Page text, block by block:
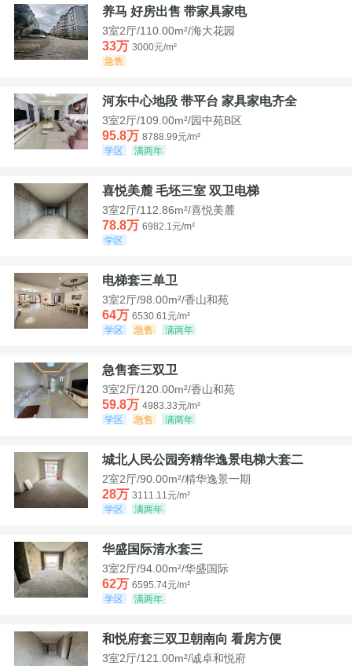
养马 好房出售 带家具家电
3室2厅/110.00m²/海大花园
33万 3000元/m²
急售
河东中心地段 带平台 家具家电齐全
3室2厅/109.00m²/园中苑B区
95.8万 8788.99元/m²
学区
满两年
喜悦美麓 毛坯三室 双卫电梯
3室2厅/112.86m²/喜悦美麓
78.8万 6982.1元/m²
学区
电梯套三单卫
3室2厅/98.00m²/香山和苑
64万 6530.61元/m²
学区
急售 满两年
急售套三双卫
3室2厅/120.00m²/香山和苑
59.8万 4983.33元/m²
学区
急售 满两年
城北人民公园旁精华逸景电梯大套二
2室2厅/90.00m²/精华逸景一期
28万 3111.11元/m²
学区
满两年
华盛国际清水套三
3室2厅/94.00m²/华盛国际
62万 6595.74元/m²
学区
满两年
和悦府套三双卫朝南向 看房方便
3室2厅/121.00m²/诚卓和悦府